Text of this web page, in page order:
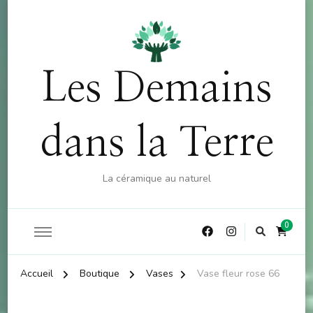
d'achat - CODE : CKDO10
Les Demains
dans la Terre
La céramique au naturel
0
Accueil Boutique Vases Vase fleur rose 66